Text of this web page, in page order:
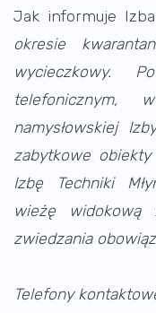
Jak informuje Izba
okresie
wycieczkowy.
telefonicznym,
namysłowskiej
zabytkowe
Izbę Techniki
wieżę widokową
zwiedzania
Telefony